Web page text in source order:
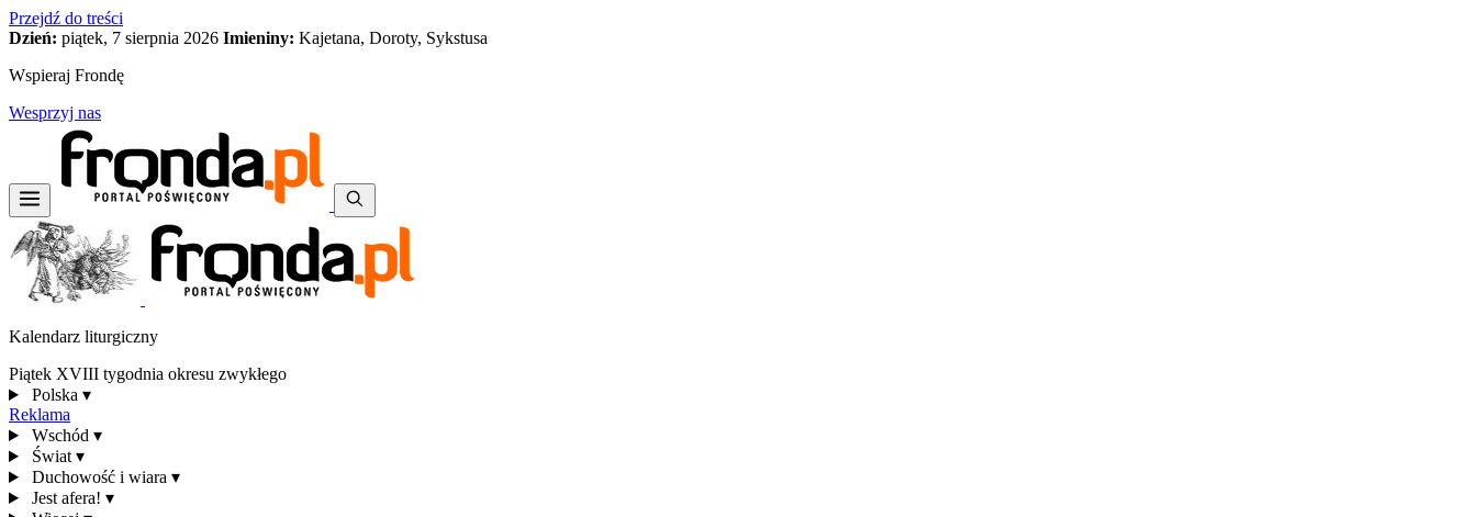
Przejdź do treści
Dzień: piątek, 7 sierpnia 2026 Imieniny: Kajetana, Doroty, Sykstusa
Wspieraj Frondę
Wesprzyj nas
Kalendarz liturgiczny
Piątek XVIII tygodnia okresu zwykłego
Polska ▾
Reklama
Wschód ▾
Świat ▾
Duchowość i wiara ▾
Jest afera! ▾